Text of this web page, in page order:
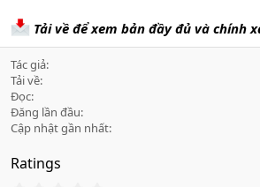
Tải về để xem bản đầy đủ và chính
Tác giả
Tải về
Đọc
Đăng lần đầu
Cập nhật gần nhất
Ratings